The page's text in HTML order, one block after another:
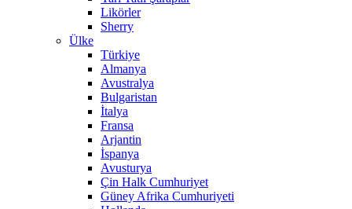
Likörler
Sherry
Ülke
Türkiye
Almanya
Avustralya
Bulgaristan
İtalya
Fransa
Arjantin
İspanya
Avusturya
Çin Halk Cumhuriyet
Güney Afrika Cumhuriyeti